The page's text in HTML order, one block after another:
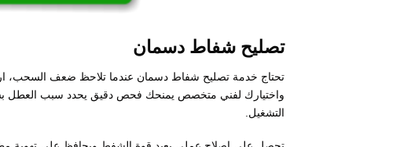
تصليح شفاط دسمان
تحتاج خدمة تصليح شفاط دسمان عندما تلاحظ ضعف السحب،
واختيارك لفني متخصص يمنحك فحص دقيق يحدد سبب العطل
التشغيل.